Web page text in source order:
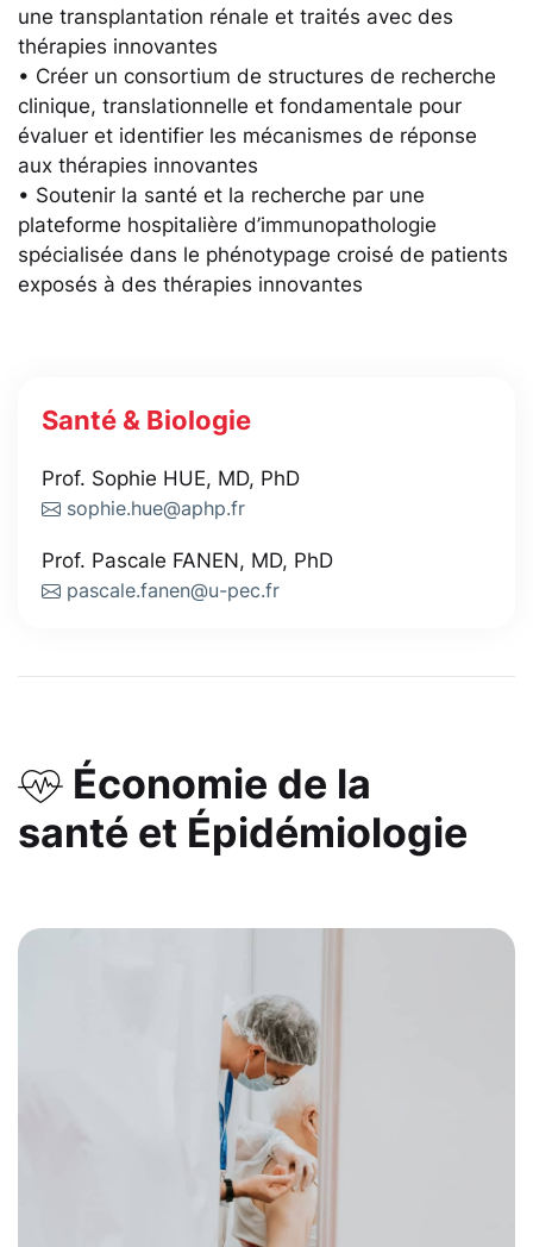
une transplantation rénale et traités avec des
thérapies innovantes
• Créer un consortium de structures de recherche
clinique, translationnelle et fondamentale pour
évaluer et identifier les mécanismes de réponse
aux thérapies innovantes
• Soutenir la santé et la recherche par une
plateforme hospitalière d’immunopathologie
spécialisée dans le phénotypage croisé de patients
exposés à des thérapies innovantes
Santé & Biologie
Prof. Sophie HUE, MD, PhD
sophie.hue@aphp.fr
Prof. Pascale FANEN, MD, PhD
pascale.fanen@u-pec.fr
Économie de la
santé et Épidémiologie